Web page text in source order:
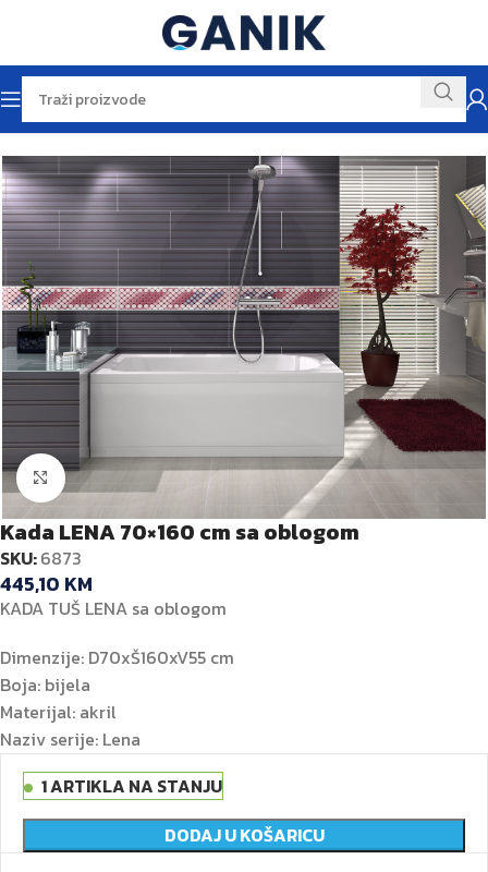
Početna Kade i kabine
Kliknite za veću sliku
Kada LENA 70×160 cm sa oblogom
SKU:6873
445,10 KM
KADA TUŠ LENA sa oblogom
Dimenzije: D70xŠ160xV55 cm
Boja: bijela
Materijal: akril
Naziv serije: Lena
1 ARTIKLA NA STANJU
DODAJ U KOŠARICU